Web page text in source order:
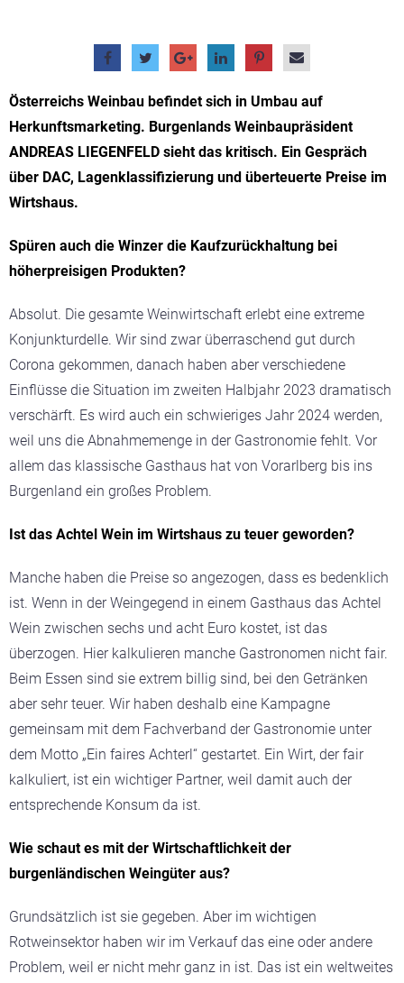
Österreichs Weinbau befindet sich in Umbau auf
Herkunftsmarketing. Burgenlands Weinbaupräsident
ANDREAS LIEGENFELD sieht das kritisch. Ein Gespräch
über DAC, Lagenklassifizierung und überteuerte Preise im
Wirtshaus.
Spüren auch die Winzer die Kaufzurückhaltung bei
höherpreisigen Produkten?
Absolut. Die gesamte Weinwirtschaft erlebt eine extreme
Konjunkturdelle. Wir sind zwar überraschend gut durch
Corona gekommen, danach haben aber verschiedene
Einflüsse die Situation im zweiten Halbjahr 2023 dramatisch
verschärft. Es wird auch ein schwieriges Jahr 2024 werden,
weil uns die Abnahmemenge in der Gastronomie fehlt. Vor
allem das klassische Gasthaus hat von Vorarlberg bis ins
Burgenland ein großes Problem.
Ist das Achtel Wein im Wirtshaus zu teuer geworden?
Manche haben die Preise so angezogen, dass es bedenklich
ist. Wenn in der Weingegend in einem Gasthaus das Achtel
Wein zwischen sechs und acht Euro kostet, ist das
überzogen. Hier kalkulieren manche Gastronomen nicht fair.
Beim Essen sind sie extrem billig sind, bei den Getränken
aber sehr teuer. Wir haben deshalb eine Kampagne
gemeinsam mit dem Fachverband der Gastronomie unter
dem Motto „Ein faires Achterl“ gestartet. Ein Wirt, der fair
kalkuliert, ist ein wichtiger Partner, weil damit auch der
entsprechende Konsum da ist.
Wie schaut es mit der Wirtschaftlichkeit der
burgenländischen Weingüter aus?
Grundsätzlich ist sie gegeben. Aber im wichtigen
Rotweinsektor haben wir im Verkauf das eine oder andere
Problem, weil er nicht mehr ganz in ist. Das ist ein weltweites